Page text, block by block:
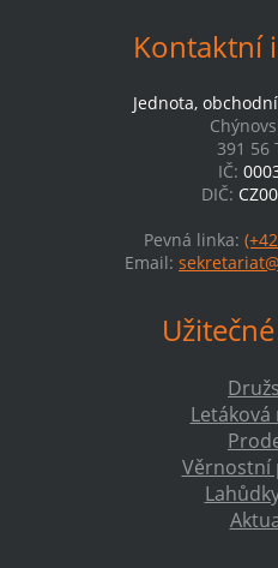
Kontaktní
Jednota,
391 56
IČ:
DIČ:
Pevná linka:
Email:
Letáková
Věrnostní